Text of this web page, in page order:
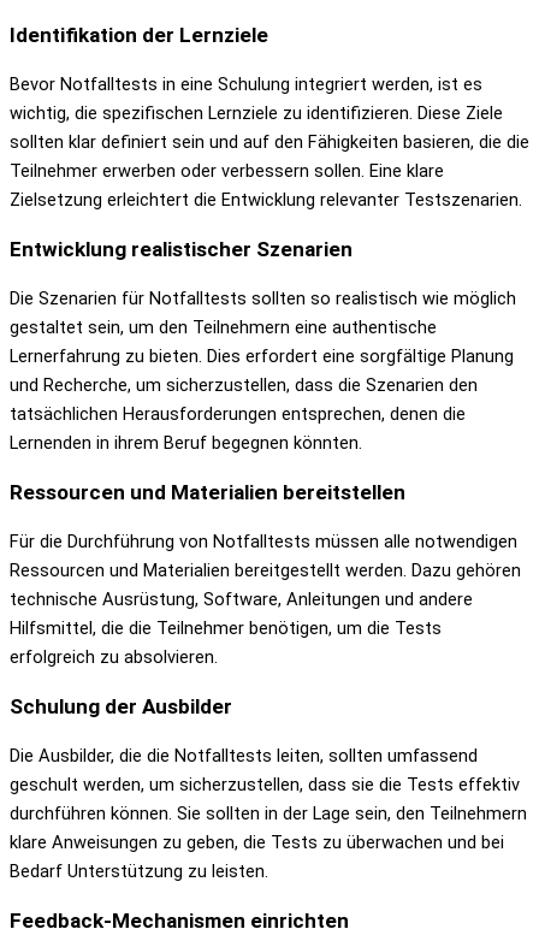
Identifikation der Lernziele
Bevor Notfalltests in eine Schulung integriert werden, ist es
wichtig, die spezifischen Lernziele zu identifizieren. Diese Ziele
sollten klar definiert sein und auf den Fähigkeiten basieren, die die
Teilnehmer erwerben oder verbessern sollen. Eine klare
Zielsetzung erleichtert die Entwicklung relevanter Testszenarien.
Entwicklung realistischer Szenarien
Die Szenarien für Notfalltests sollten so realistisch wie möglich
gestaltet sein, um den Teilnehmern eine authentische
Lernerfahrung zu bieten. Dies erfordert eine sorgfältige Planung
und Recherche, um sicherzustellen, dass die Szenarien den
tatsächlichen Herausforderungen entsprechen, denen die
Lernenden in ihrem Beruf begegnen könnten.
Ressourcen und Materialien bereitstellen
Für die Durchführung von Notfalltests müssen alle notwendigen
Ressourcen und Materialien bereitgestellt werden. Dazu gehören
technische Ausrüstung, Software, Anleitungen und andere
Hilfsmittel, die die Teilnehmer benötigen, um die Tests
erfolgreich zu absolvieren.
Schulung der Ausbilder
Die Ausbilder, die die Notfalltests leiten, sollten umfassend
geschult werden, um sicherzustellen, dass sie die Tests effektiv
durchführen können. Sie sollten in der Lage sein, den Teilnehmern
klare Anweisungen zu geben, die Tests zu überwachen und bei
Bedarf Unterstützung zu leisten.
Feedback-Mechanismen einrichten